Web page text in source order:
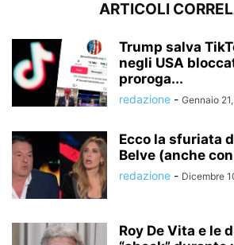
ARTICOLI
Trump salva
negli USA
proroga...
redazione - Gennaio
Ecco la sfuriata
Belve (anche
redazione - Dicembre
Roy De Vita e le